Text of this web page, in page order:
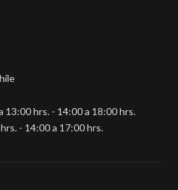
13:00 hrs. - 14:00 a 18:00 hrs.
- 14:00 a 17:00 hrs.